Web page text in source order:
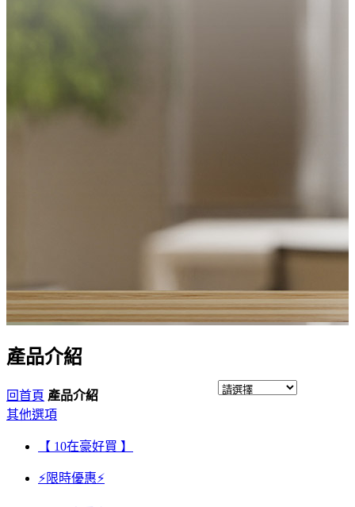
產品介紹
回首頁 產品介紹
其他選項
【 10在豪好買 】
⚡限時優惠⚡